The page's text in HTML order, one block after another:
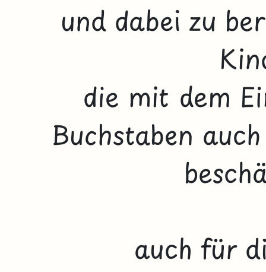
und dabei zu
die mit dem
Buchstaben
auch für